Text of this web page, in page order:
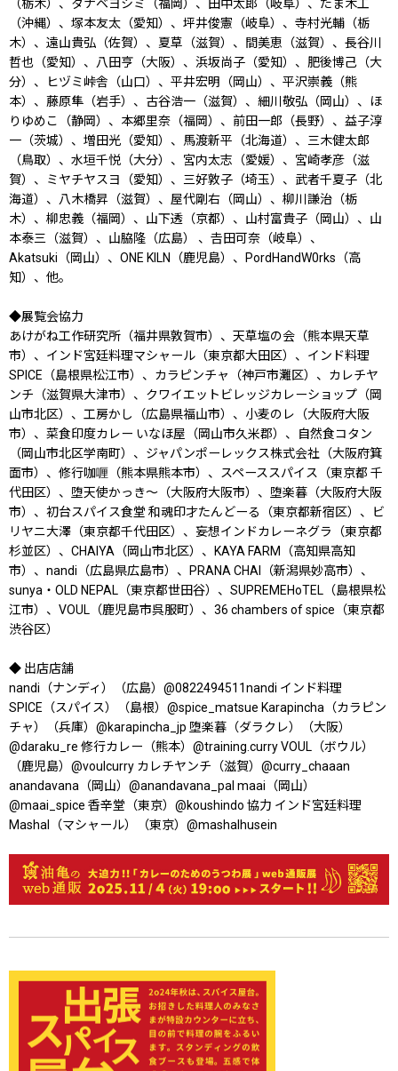
（栃木）、タナベヨシミ（福岡）、田中太郎（岐阜）、たま木工
（沖縄）、塚本友太（愛知）、坪井俊憲（岐阜）、寺村光輔（栃
木）、遠山貴弘（佐賀）、夏草（滋賀）、間美恵（滋賀）、長谷川
哲也（愛知）、八田亨（大阪）、浜坂尚子（愛知）、肥後博己（大
分）、ヒヅミ峠舎（山口）、平井宏明（岡山）、平沢崇義（熊
本）、藤原隼（岩手）、古谷浩一（滋賀）、細川敬弘（岡山）、ほ
りゆめこ（静岡）、本郷里奈（福岡）、前田一郎（長野）、益子淳
一（茨城）、増田光（愛知）、馬渡新平（北海道）、三木健太郎
（鳥取）、水垣千悦（大分）、宮内太志（愛媛）、宮崎孝彦（滋
賀）、ミヤチヤスヨ（愛知）、三好敦子（埼玉）、武者千夏子（北
海道）、八木橋昇（滋賀）、屋代剛右（岡山）、柳川謙治（栃
木）、柳忠義（福岡）、山下透（京都）、山村富貴子（岡山）、山
本泰三（滋賀）、山脇隆（広島） 、𠮷田可奈（岐阜）、
Akatsuki（岡山）、ONE KILN（鹿児島）、PordHandW0rks（高
知）、他。
◆展覧会協力
あけがね工作研究所（福井県敦賀市）、天草塩の会（熊本県天草
市）、インド宮廷料理マシャール（東京都大田区）、インド料理
SPICE（島根県松江市）、カラピンチャ（神戸市灘区）、カレチヤ
ンチ（滋賀県大津市）、クワイエットビレッジカレーショップ（岡
山市北区）、工房かし（広島県福山市）、小麦のレ（大阪府大阪
市）、菜食印度カレー いなほ屋（岡山市久米郡）、自然食コタン
（岡山市北区学南町）、ジャパンポーレックス株式会社（大阪府箕
面市）、修行咖喱（熊本県熊本市）、スペーススパイス（東京都 千
代田区）、堕天使かっき〜（大阪府大阪市）、堕楽暮（大阪府大阪
市）、初台スパイス食堂 和魂印才たんどーる（東京都新宿区）、ビ
リヤニ大澤（東京都千代田区）、妄想インドカレーネグラ（東京都
杉並区）、CHAIYA（岡山市北区）、KAYA FARM（高知県高知
市）、nandi（広島県広島市）、PRANA CHAI（新潟県妙高市）、
sunya・OLD NEPAL（東京都世田谷）、SUPREMEHoTEL（島根県松
江市）、VOUL（鹿児島市呉服町）、36 chambers of spice（東京都
渋谷区）
◆ 出店店舗
nandi（ナンディ）（広島）@0822494511nandi インド料理
SPICE（スパイス）（島根）@spice_matsue Karapincha（カラピン
チャ）（兵庫）@karapincha_jp 堕楽暮（ダラクレ）（大阪）
@daraku_re 修行カレー（熊本）@training.curry VOUL（ボウル）
（鹿児島）@voulcurry カレチヤンチ（滋賀）@curry_chaaan
anandavana（岡山）@anandavana_pal maai（岡山）
@maai_spice 香辛堂（東京）@koushindo 協力 インド宮廷料理
Mashal（マシャール）（東京）@mashalhusein